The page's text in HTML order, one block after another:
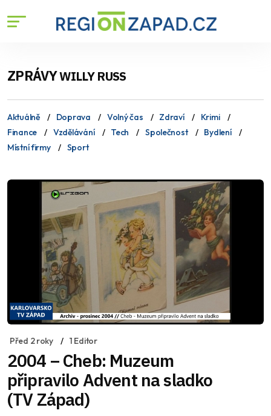
ZPRÁVYWILLY RUSS
Aktuálně Doprava Volný čas Zdraví
Krimi
Finance
Vzdělávání Tech Společnost
Bydlení
Místní firmy
Sport
Před 2 roky 1 Editor
2004 – Cheb: Muzeum
připravilo Advent na sladko
(TV Západ)